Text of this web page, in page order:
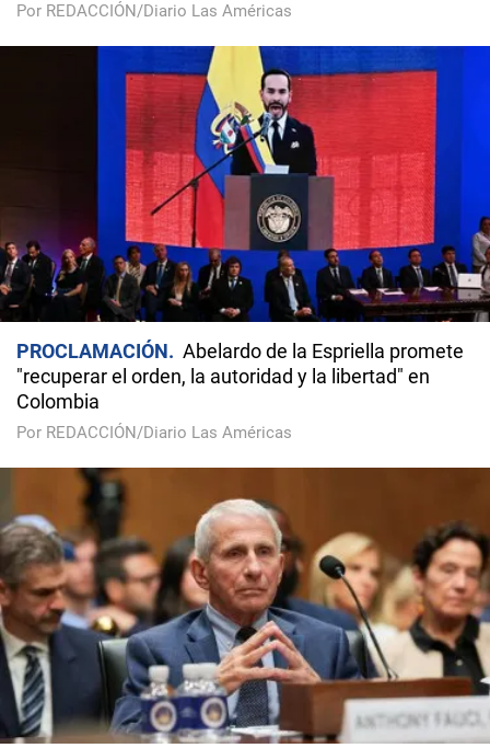
Por REDACCIÓN/Diario Las Américas
PROCLAMACIÓN
Abelardo de la Espriella promete
"recuperar el orden, la autoridad y la libertad" en
Colombia
Por REDACCIÓN/Diario Las Américas